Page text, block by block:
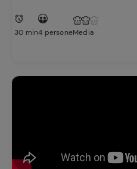
30 min4 personeMedia